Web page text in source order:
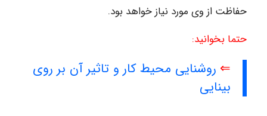
حفاظت از وی مورد نیاز خواهد بود.
حتما بخوانید:
⇐ روشنایی محیط کار و تاثیر آن بر روی
بینایی